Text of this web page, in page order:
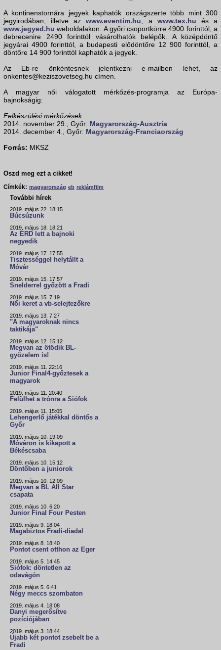
A kontinenstornára jegyek kaphatók országszerte több mint 300
jegyirodában, illetve azwww.eventim.hu, a www.tex.hu és a
www.jegyed.hu weboldalakon. A győri csoportkörre 4900 forinttól, a
debrecenire 2490 forinttól vásárolhatók belépők. A középdöntő
jegyárai 4900 forinttól, a budapesti elődöntőre 12 900 forinttól, a
döntőre 14 900 forinttól kaphatók a jegyek.
Az Eb-re önkéntesnek jelentkezni e-mailben lehet, az
onkentes@keziszovetseg.hu címen.
A magyar női válogatott mérkőzés-programja az Európa-
bajnokságig:
Felkészülési mérkőzések:
2014. november 29., Győr: Magyarország-Ausztria
2014. december 4., Győr: Magyarország-Franciaország
Forrás: MKSZ
Oszd meg ezt a cikket!
Címkék: magyarország eb reklámfilm
További hírek
2019. május 22. 18:15
Búcsúzunk
2019. május 18. 18:21
Az ÉRD lett a bajnoki
negyedik
2019. május 17. 17:55
Tisztességgel helytállt a
Móvár
2019. május 15. 17:57
Snelderrel győzött a Fradi
2019. május 15. 7:19
Női keret a vb-selejtezőkre
2019. május 13. 7:27
"A magyaroknak nincs
taktikája"
2019. május 12. 15:12
Megvan az ötödik BL-
győzelem is!
2019. május 11. 22:16
Junior Final4-győztesek a
magyarok
2019. május 11. 20:40
Felülhet a trónra a Siófok
2019. május 11. 15:05
Lehengerlő játékkal döntős a
Győr
2019. május 10. 19:09
Móváron is kikapott a
Békéscsaba
2019. május 10. 15:12
Döntőben a juniorok
2019. május 10. 12:09
Megvan a BL All Star
csapata
2019. május 10. 6:20
Junior Final Four Pesten
2019. május 9. 18:04
Magabiztos Fradi-diadal
2019. május 8. 18:40
Pontot csent otthon az Eger
2019. május 5. 14:45
Siófok: döntetlen az
odavágón
2019. május 5. 6:41
Négy meccs szombaton
2019. május 4. 18:08
Danyi megerősítve
pozíciójában
2019. május 3. 18:44
Újabb két pontot zsebelt be a
Fradi